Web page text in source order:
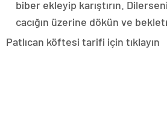
biber ekleyip karıştırın.
cacığın üzerine dökün ve
Patlıcan köftesi tarifi için tıklayın